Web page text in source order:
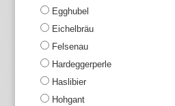
Egghubel
Eichelbräu
Felsenau
Hardeggerperle
Haslibier
Hohgant